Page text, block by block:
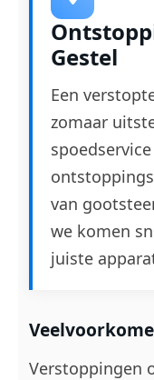
Gestel
Een
zomaar
van
we komen
juiste
Verstoppingen